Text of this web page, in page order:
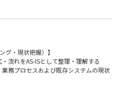
グ・現状把握）】
流れをAS-ISとして整理・理解する
務プロセスおよび既存システムの現状
、およびDX推進ロードマップの作成
始動）】